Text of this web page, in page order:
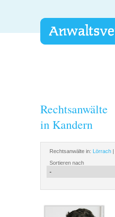
Rechtsanwälte
in Kandern
Rechtsanwälte in: Lörrach|
Sortieren nach